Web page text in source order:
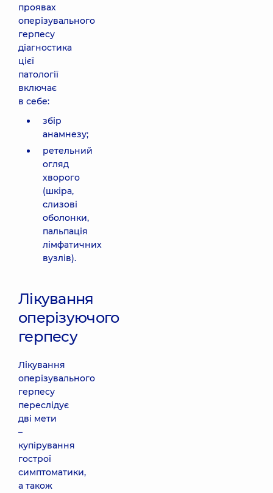
проявах
оперізувального
герпесу
діагностика
цієї
патології
включає
в себе:
збір
анамнезу;
ретельний
огляд
хворого
(шкіра,
слизові
оболонки,
пальпація
лімфатичних
вузлів).
Лікування
оперізуючого
герпесу
Лікування
оперізувального
герпесу
переслідує
дві мети
–
купірування
гострої
симптоматики,
а також